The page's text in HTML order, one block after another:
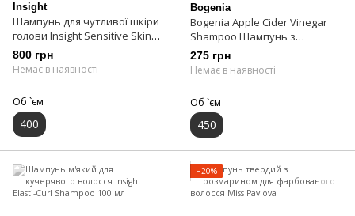
Insight
Шампунь для чутливої ​​шкіри
голови Insight Sensitive Skin
Shampoo 400 мл
800 грн
Немає в наявності
Об `єм
400
Bogenia
Bogenia Apple Cider Vinegar
Shampoo Шампунь з
екстрактом яблучного оцту
275 грн
Немає в наявності
Об `єм
450
−20%